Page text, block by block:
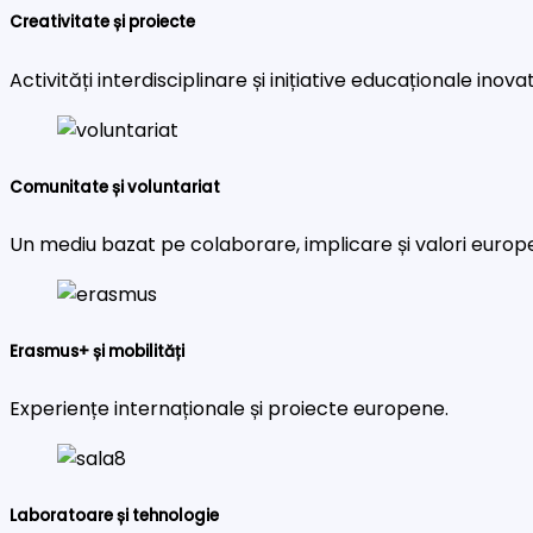
Creativitate și proiecte
Activități interdisciplinare și inițiative educaționale
Comunitate și voluntariat
Un mediu bazat pe colaborare, implicare și valori
Erasmus+ și mobilități
Experiențe internaționale și proiecte europene.
Laboratoare și tehnologie